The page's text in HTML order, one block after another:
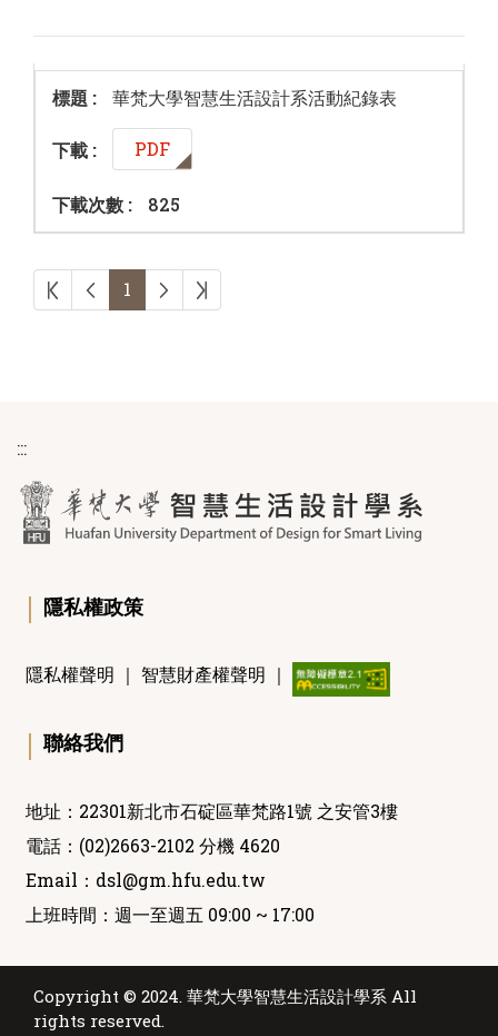
華梵大學智慧生活設計系活動紀錄表
PDF
825
第一頁上一頁
1 下一頁最後頁
:::
｜ 隱私權政策
隱私權聲明 ｜ 智慧財產權聲明 ｜
｜ 聯絡我們
地址：22301新北市石碇區華梵路1號 之安管3樓
電話：(02)2663-2102 分機 4620
Email： dsl@gm.hfu.edu.tw
上班時間：週一至週五 09:00 ~ 17:00
Copyright © 2024. 華梵大學智慧生活設計學系 All
rights reserved.